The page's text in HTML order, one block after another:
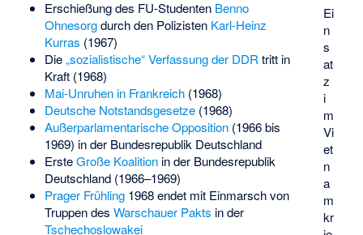
Ei
n
s
at
z
i
m
Vi
et
n
a
m
kr
Erschießung des FU-Studenten Benno
Ohnesorgdurch den Polizisten Karl-Heinz
Kurras (1967)
Die„sozialistische“ Verfassung der DDR tritt in
Kraft (1968)
Mai-Unruhen in Frankreich(1968)
Deutsche Notstandsgesetze(1968)
Außerparlamentarische Opposition(1966 bis
1969) in der Bundesrepublik Deutschland
ErsteGroße Koalitionin der Bundesrepublik
Deutschland (1966–1969)
Prager Frühling1968 endet mit Einmarsch von
Truppen des Warschauer Pakts in der
Tschechoslowakei